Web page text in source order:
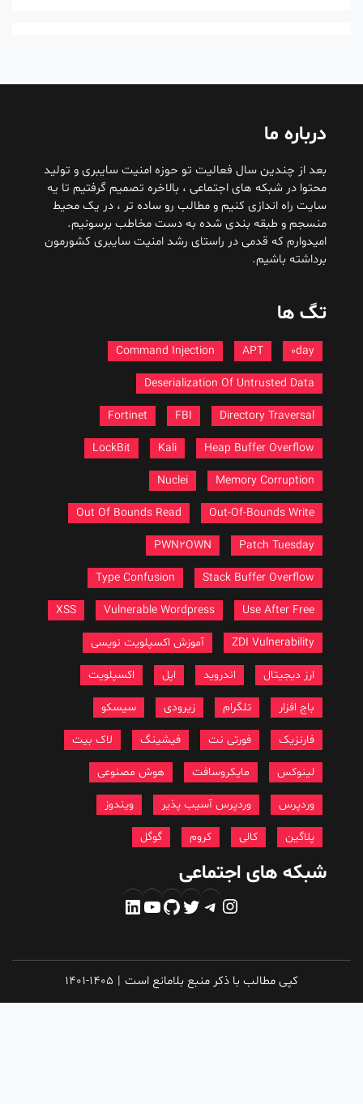
درباره ما
بعد از چندین سال فعالیت تو حوزه امنیت سایبری و تولید
محتوا در شبکه های اجتماعی ، بالاخره تصمیم گرفتیم تا یه
سایت راه اندازی کنیم و مطالب رو ساده تر ، در یک محیط
منسجم و طبقه بندی شده به دست مخاطب برسونیم.
امیدوارم که قدمی در راستای رشد امنیت سایبری کشورمون
برداشته باشیم.
تگ ها
Command Injection
Deserialization Of Untrusted Data
Directory Traversal
Fortinet
Heap Buffer Overflow
LockBit
Memory Corruption
Nuclei
Out-Of-Bounds Write
Out Of Bounds Read
Patch Tuesday
PWN2OWN
Stack Buffer Overflow
Type Confusion
Use After Free
Vulnerable Wordpress
ZDI Vulnerability آموزش اکسپلویت نویسی
ارز دیجیتال اندروید اکسپلویت
باج افزار تلگرام زیرودی سیسکو
فارنزیک فورتی نت فیشینگ لاک بیت
لینوکس مایکروسافت هوش مصنوعی
وردپرس وردپرس آسیب پذیر ویندوز
پلاگین
شبکه های اجتماعی
اینستاگرم
تلگرام
توییتر
گیت‌هاب
یوتیوب
لینکداین
کپی مطالب با ذکر منبع بلامانع است |
1401-1405